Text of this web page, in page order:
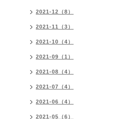
2021-12（8）
2021-11（3）
2021-10（4）
2021-09（1）
2021-08（4）
2021-07（4）
2021-06（4）
2021-05（6）